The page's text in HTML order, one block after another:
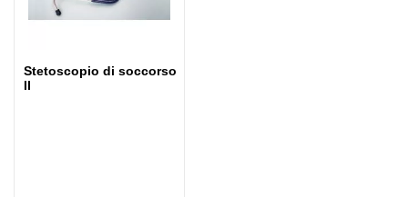
Stetoscopio di soccorso
II